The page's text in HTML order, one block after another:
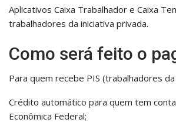
Aplicativos Caixa Trabalhador e Caixa
trabalhadores da iniciativa privada.
Como será feito o
Para quem recebe PIS (trabalhadores
Crédito automático para quem tem conta
Econômica Federal;